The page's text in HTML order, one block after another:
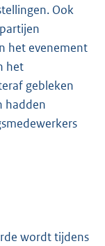
Ook
het evenement
het
gebleken
hadden
wordt tijdens